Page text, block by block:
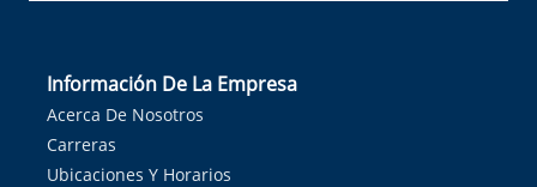
Información De La Empresa
Acerca De Nosotros
Carreras
Ubicaciones Y Horarios